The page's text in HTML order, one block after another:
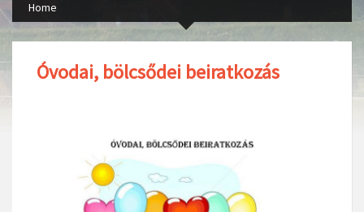
Home
Óvodai, bölcsődei beiratkozás